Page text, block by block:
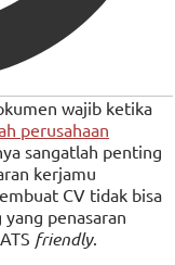
wajib ketika
perusahaan
sangatlah penting
kerjamu
CV tidak bisa
penasaran
friendly.